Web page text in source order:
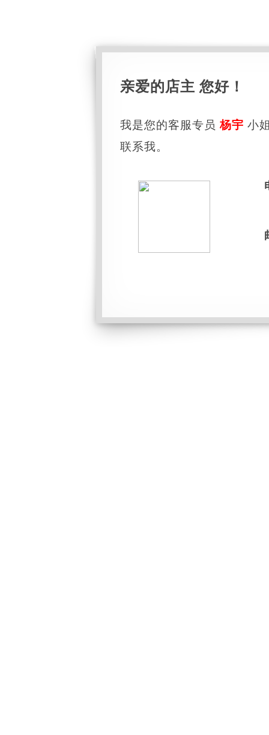
亲爱的店主 您好！
我是您的客服专员杨宇 小
联系我。